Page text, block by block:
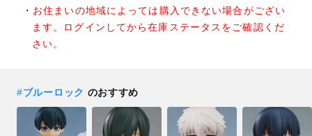
お住まいの地域によっては購入できない場合がござい
ます。ログインしてから在庫ステータスをご確認くだ
さい。
#ブルーロック のおすすめ